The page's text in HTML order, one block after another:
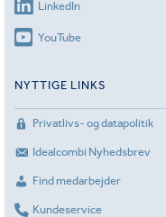
LinkedIn
YouTube
NYTTIGE LINKS
Privatlivs- og datapolitik
Idealcombi Nyhedsbrev
Find medarbejder
Kundeservice